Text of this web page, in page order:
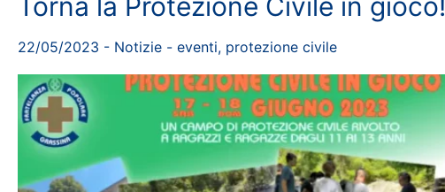
22/05/2023 - Notizie - eventi, protezione civile